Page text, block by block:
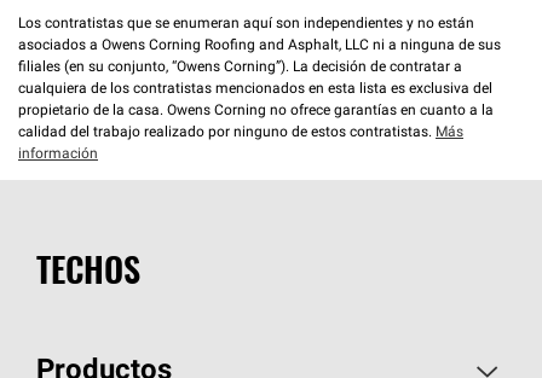
Los contratistas que se enumeran aquí son independientes y no están
asociados a Owens Corning Roofing and Asphalt, LLC ni a ninguna de sus
filiales (en su conjunto, “Owens Corning”). La decisión de contratar a
cualquiera de los contratistas mencionados en esta lista es exclusiva del
propietario de la casa. Owens Corning no ofrece garantías en cuanto a la
calidad del trabajo realizado por ninguno de estos contratistas. Más
información
TECHOS
Productos